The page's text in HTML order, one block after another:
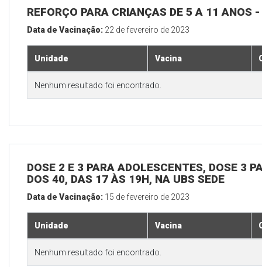
REFORÇO PARA CRIANÇAS DE 5 A 11 ANOS
Data de Vacinação: 22 de fevereiro de 2023
Unidade Vacina
Nenhum resultado foi encontrado.
DOSE 2 E 3 PARA ADOLESCENTES, DOSE 3
DOS 40, DAS 17 ÀS 19H, NA UBS SEDE
Data de Vacinação: 15 de fevereiro de 2023
Unidade Vacina
Nenhum resultado foi encontrado.